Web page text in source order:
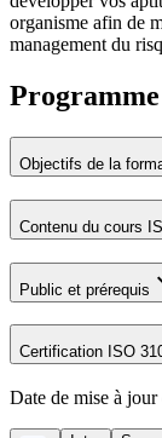
organisme afin de
management du
Objectifs de la
Contenu du cours
Public et prérequis
Certification ISO
Date de mise à